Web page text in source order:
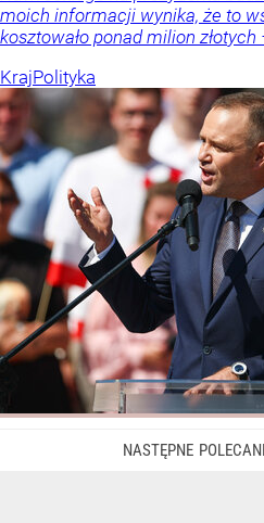
moich informacji wynika, że to
kosztowało ponad milion
KrajPolityka